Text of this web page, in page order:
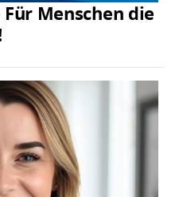
Für Menschen die